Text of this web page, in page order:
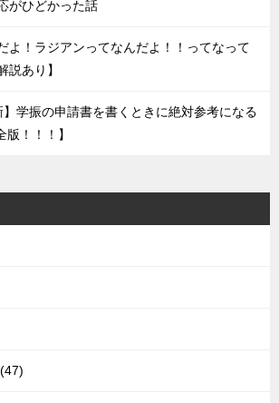
がひどかった話
よ！ラジアンってなんだよ！！ってなって
説あり】
】学振の申請書を書くときに絶対参考になる
！！！】